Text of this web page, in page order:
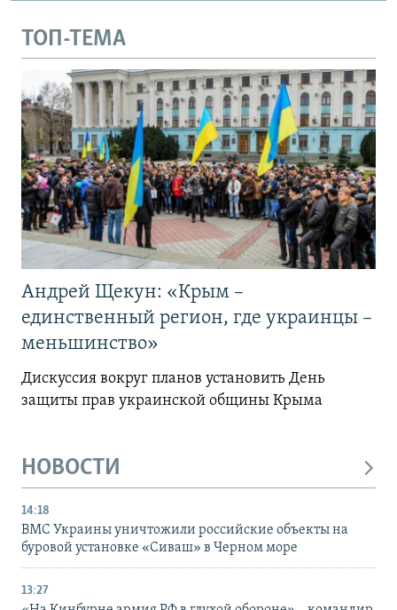
ТОП-ТЕМА
Андрей Щекун: «Крым –
единственный регион, где украинцы –
меньшинство»
Дискуссия вокруг планов установить День
защиты прав украинской общины Крыма
НОВОСТИ
14:18
ВМС Украины уничтожили российские объекты на
буровой установке «Сиваш» в Черном море
13:27